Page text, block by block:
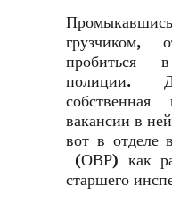
грузчиком,
пробиться
полиции.
собственная
вакансии в
вот в отделе
(ОВР) как
старшего